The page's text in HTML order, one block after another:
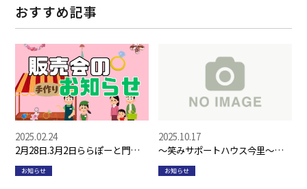
採用情報
おすすめ記事
2月28日.3月2日ららぽーと門真に
てアクセサリーを販売いたしま
す！
2025.02.24
お知らせ
～笑みサポートハウス今里～
オープン☆
2025.10.17
お知らせ